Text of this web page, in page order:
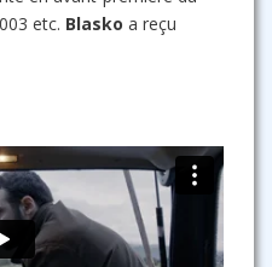
etc. Blasko a reçu